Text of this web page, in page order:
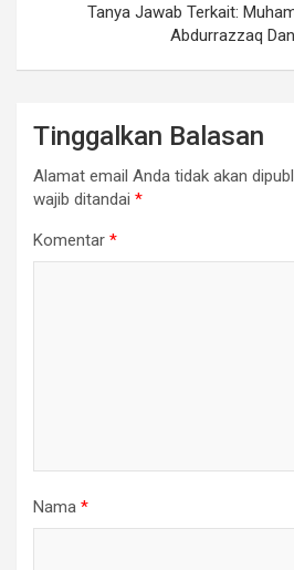
Tanya Jawab Terkait:
Abdurrazzaq
Tinggalkan Balasan
Alamat email Anda tidak akan
wajib ditandai *
Komentar *
Nama *